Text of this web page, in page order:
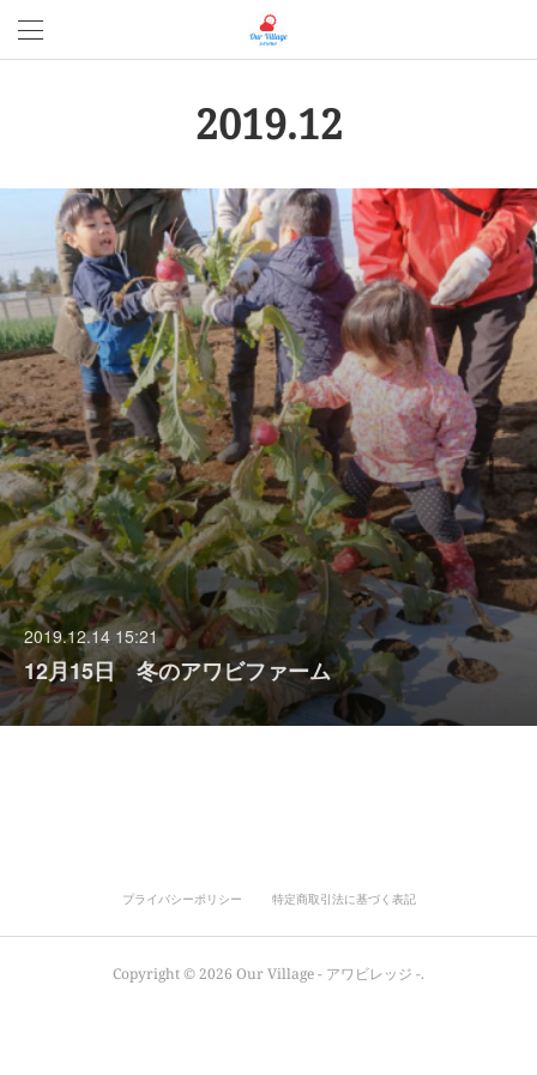
2019.12
2019.12.14 15:21
12月15日 冬のアワビファーム
プライバシーポリシー 特定商取引法に基づく表記
Copyright ©2026 Our Village - アワビレッジ -.